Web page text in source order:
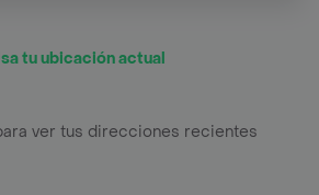
tu ubicación actual
ver tus direcciones recientes